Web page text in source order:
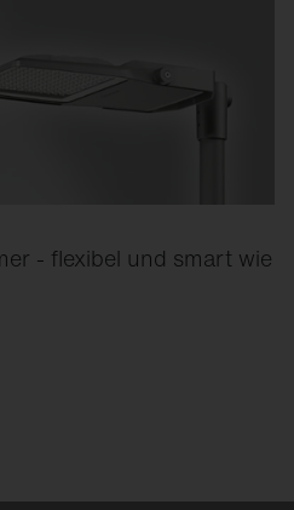
- flexibel und smart wie